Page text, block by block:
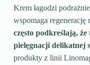
Krem łagodzi
wspomaga regenerację
często podkreślają,
pielęgnacji delikatnej
produkty z linii